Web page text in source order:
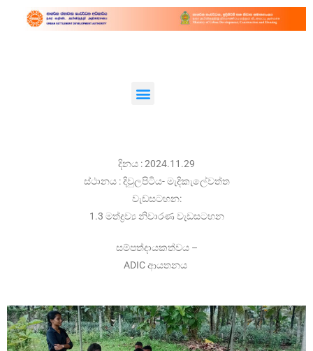
දිනය : 2024.11.29
ස්ථානය : දිවුලපිටිය- මැදිකැලේවත්ත
වැඩසටහන:
1.3 මත්ද්‍රව්‍ය නිවාරණ වැඩසටහන
සම්පත්දායකත්වය –
ADIC ආයතනය